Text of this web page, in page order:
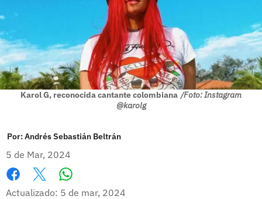
Karol G, reconocida cantante colombiana /Foto: Instagram
@karolg
Por:Andrés Sebastián Beltrán
5 de Mar, 2024
Facebook
X
Actualizado: 5 de mar, 2024